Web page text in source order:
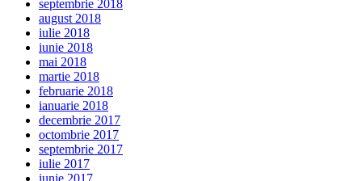
septembrie 2018
august 2018
iulie 2018
iunie 2018
mai 2018
martie 2018
februarie 2018
ianuarie 2018
decembrie 2017
octombrie 2017
septembrie 2017
iulie 2017